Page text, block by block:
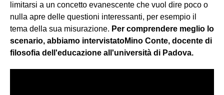
limitarsi a un concetto evanescente che vuol dire poco o
nulla apre delle questioni interessanti, per esempio il
tema della sua misurazione. Per comprendere meglio lo
scenario, abbiamo intervistatoMino Conte, docente di
filosofia dell'educazione all'università di Padova.